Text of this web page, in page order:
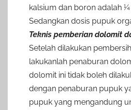
kalsium dan boron adalah
Sedangkan dosis pupuk
Teknis pemberian dolomit
Setelah dilakukan
lakukanlah penaburan
dolomit ini tidak boleh
dengan penaburan pupuk
pupuk yang mengandung